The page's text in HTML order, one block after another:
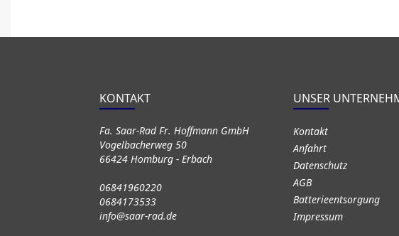
KONTAKT
Fa. Saar-Rad Fr. Hoffmann GmbH
Vogelbacherweg 50
66424 Homburg - Erbach
06841960220
0684173533
info@saar-rad.de
UNSER
Kontakt
Anfahrt
Datenschutz
AGB
Batterieentsorgung
Impressum